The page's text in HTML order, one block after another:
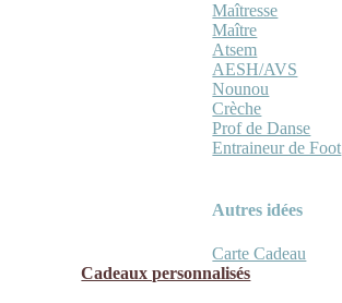
Maîtresse
Maître
Atsem
AESH/AVS
Nounou
Crèche
Prof de Danse
Entraineur de Foot
Autres idées
Carte Cadeau
Cadeaux personnalisés